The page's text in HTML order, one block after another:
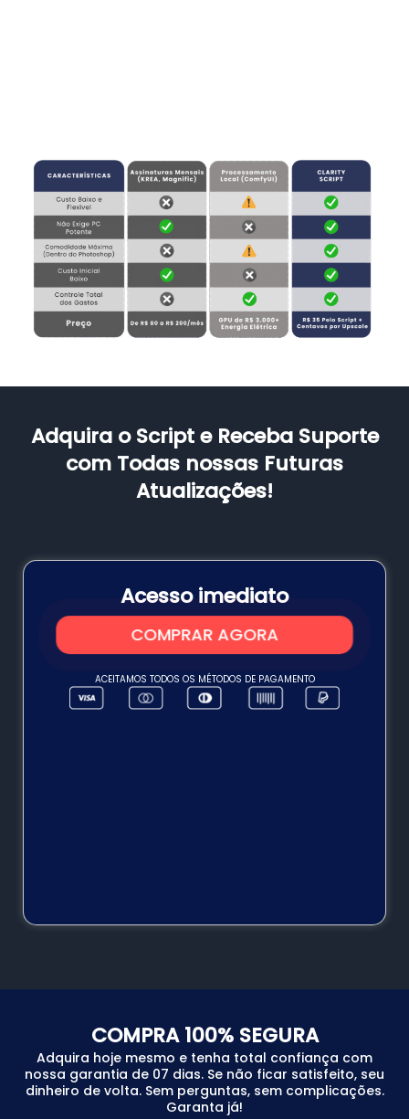
Adquira o Script e Receba Suporte
com Todas nossas Futuras
Atualizações!
Acesso imediato
COMPRAR AGORA
ACEITAMOS TODOS OS MÉTODOS DE PAGAMENTO
COMPRA 100% SEGURA
Adquira hoje mesmo e tenha total confiança com
nossa garantia de 07 dias. Se não ficar satisfeito, seu
dinheiro de volta. Sem perguntas, sem complicações.
Garanta já!